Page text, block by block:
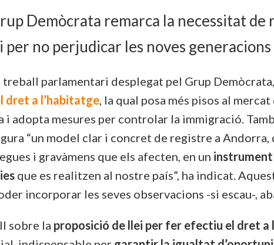
Demòcrata remarca la necessitat de
no perjudicar les noves generacions
parlamentari desplegat pel Grup
dret a l’habitatge, la qual posa més pisos al
adopta mesures per controlar la immigració.
“un model clar i concret de registre a
i gravàmens que els afecten, en un instrument
que es realitzen al nostre país”, ha indicat.
incorporar les seves observacions -si escau-,
sobre la proposició de llei per fer efectiu el dret a